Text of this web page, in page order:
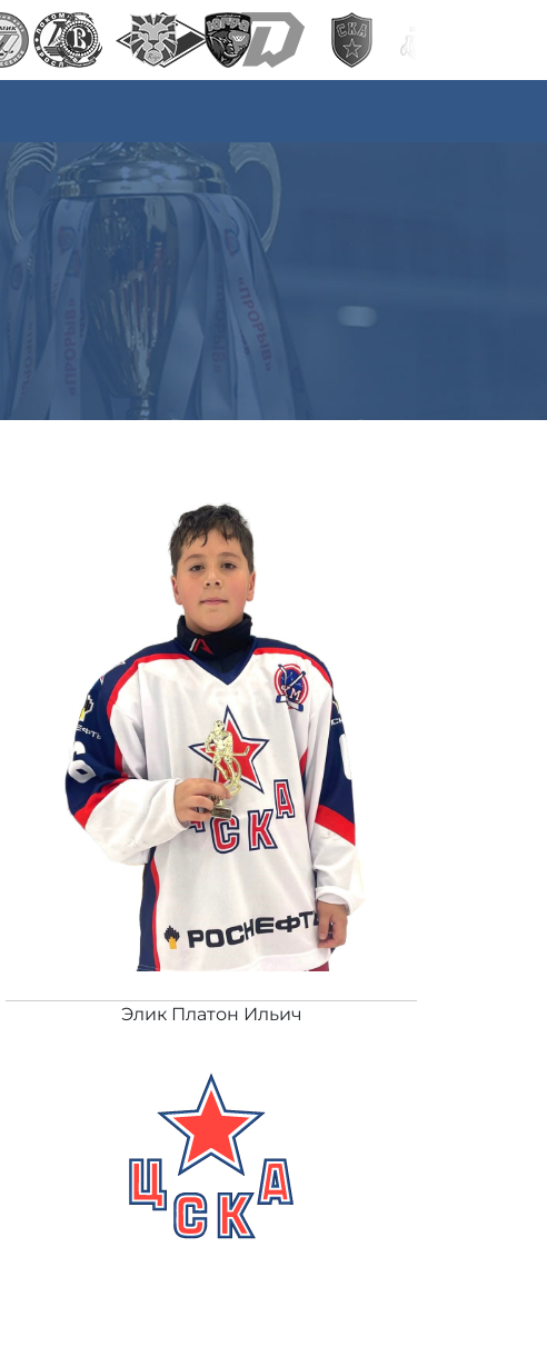
Элик Платон Ильич